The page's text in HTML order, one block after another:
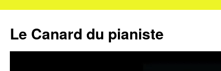
Le Canard du pianiste